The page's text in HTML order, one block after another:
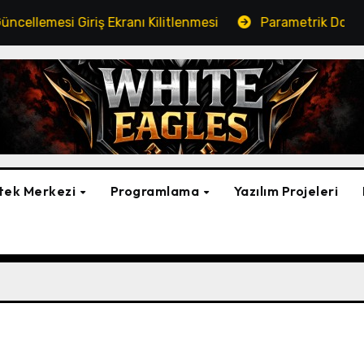
Giriş Ekranı Kilitlenmesi Parametrik Dosya Kopyalama
Merkezi Programlama Yazılım Projeleri